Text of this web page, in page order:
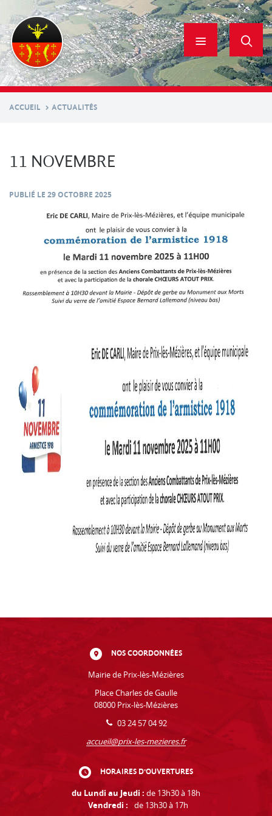
contenu
principal
ACCUEIL ACTUALITÉS
11 NOVEMBRE
PUBLIÉ LE 29 OCTOBRE 2025
NOS COORDONNÉES
Mairie de Prix-lès-Mézières
Place Charles de Gaulle
08000 Prix-lès-Mézières
03 24 57 04 92
accueil@prix-les-mezieres.fr
HORAIRES D'OUVERTURES
du Lundi au Jeudi : de 13h30 à 18h
Vendredi :
de 13h30 à 17h